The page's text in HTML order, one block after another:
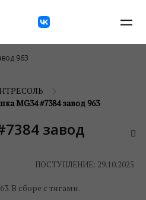
MG34 #7384 завод 963
завод
ПОСТУПЛЕНИЕ: 29.10.2025
В сборе с тягами.